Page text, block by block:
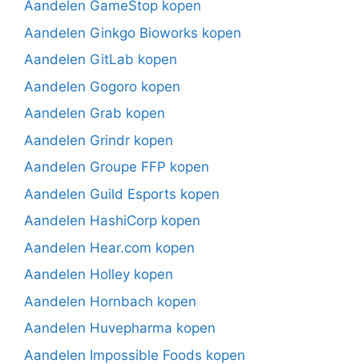
Aandelen GameStop kopen
Aandelen Ginkgo Bioworks kopen
Aandelen GitLab kopen
Aandelen Gogoro kopen
Aandelen Grab kopen
Aandelen Grindr kopen
Aandelen Groupe FFP kopen
Aandelen Guild Esports kopen
Aandelen HashiCorp kopen
Aandelen Hear.com kopen
Aandelen Holley kopen
Aandelen Hornbach kopen
Aandelen Huvepharma kopen
Aandelen Impossible Foods kopen